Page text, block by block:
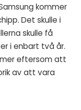
kommer
Det skulle i
skulle få
i enbart två år.
eftersom att
av att vara